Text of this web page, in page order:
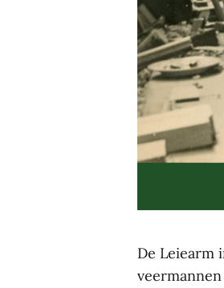
De Leiearm